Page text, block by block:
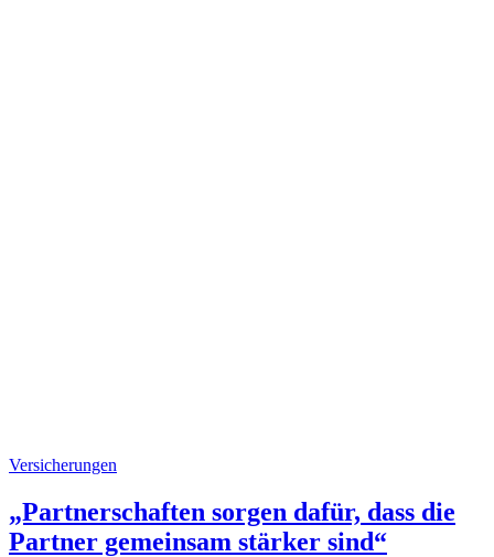
Versicherungen
„Partnerschaften sorgen dafür, dass die
Partner gemeinsam stärker sind“